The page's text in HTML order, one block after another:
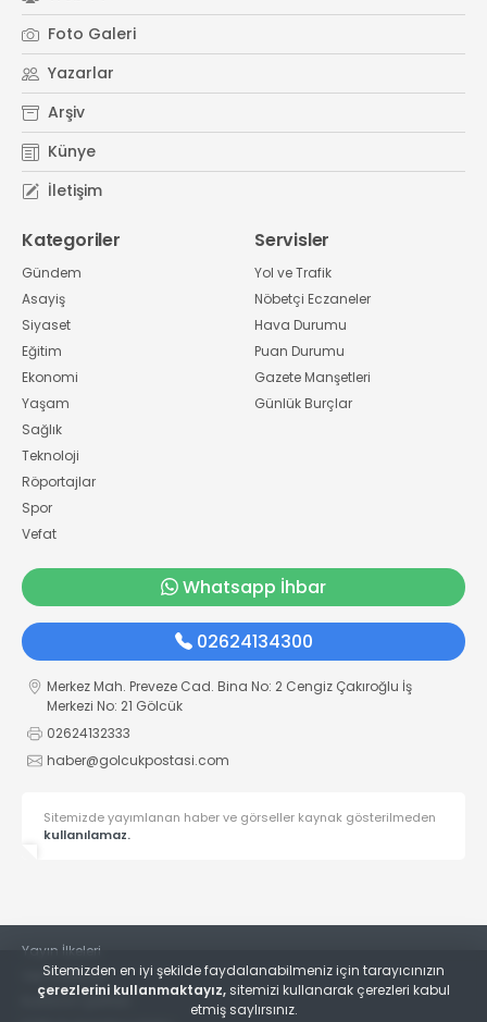
Foto Galeri
Yazarlar
Arşiv
Künye
İletişim
Kategoriler
Gündem
Asayiş
Siyaset
Eğitim
Ekonomi
Yaşam
Sağlık
Teknoloji
Röportajlar
Spor
Vefat
Servisler
Yol ve Trafik
Nöbetçi Eczaneler
Hava Durumu
Puan Durumu
Gazete Manşetleri
Günlük Burçlar
Whatsapp İhbar
02624134300
Merkez Mah. Preveze Cad. Bina No: 2 Cengiz Çakıroğlu İş
Merkezi No: 21 Gölcük
02624132333
haber@golcukpostasi.com
Sitemizde yayımlanan haber ve görseller kaynak gösterilmeden
kullanılamaz.
Yayın İlkeleri
Veri Politikası
Kullanım Şartları
Sitemizden en iyi şekilde faydalanabilmeniz için tarayıcınızın
çerezlerini kullanmaktayız, sitemizi kullanarak çerezleri kabul
etmiş saylırsınız.